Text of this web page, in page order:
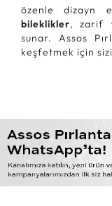
özenle dizayn
bileklikler, zarif
sunar. Assos
keşfetmek için